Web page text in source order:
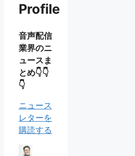
Profile
音声配信
業界のニ
ュースま
とめ👇👇
👇
ニュース
レターを
購読する